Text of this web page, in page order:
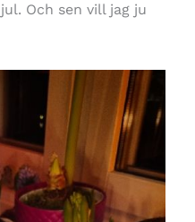
Och sen vill jag ju